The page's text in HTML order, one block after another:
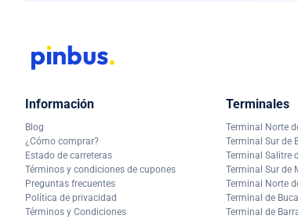
Información
Blog
¿Cómo comprar?
Estado de carreteras
Términos y condiciones de cupones
Preguntas frecuentes
Política de privacidad
Términos y Condiciones
Terminales
Terminal Norte
Terminal Sur de
Terminal Salitre
Terminal Sur de
Terminal Norte
Terminal de
Terminal de